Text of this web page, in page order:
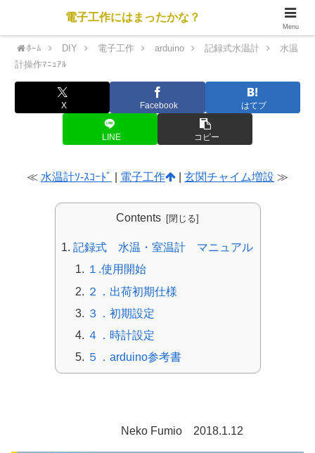
ﾎｰﾑ DIY 電子工作 arduino 記録式水温計
水温
計操作ﾏﾆｭｱﾙ
X Facebook はてブ
LINE コピー
≪ 水温計ｿ-ｽｺｰﾄﾞ 電子工作 玄関チャイム増設 ≫
Contents
記録式 水温・室温計 マニュアル
１.使用開始
２．出荷初期仕様
３．初期設定
４．時計設定
５．arduino参考書
Neko Fumio 2018.1.12
電子工作にはまったかな？
Menu